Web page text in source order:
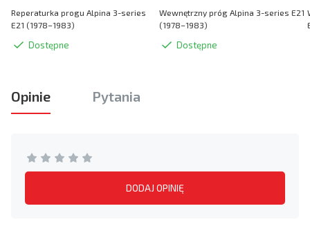
Reperaturka progu Alpina 3-series
E21 (1978–1983)
Dostępne
Wewnętrzny próg Alpina 3-series E21
(1978–1983)
Dostępne
Opinie Pytania
DODAJ OPINIĘ